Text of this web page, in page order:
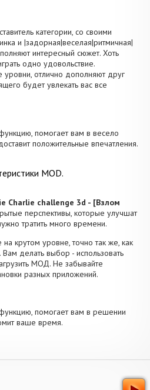
категории, со своими
и |задорная|веселая|ритмичная|
интересный сюжет. Хоть
одно удовольствие.
отлично дополняют друг
будет увлекать вас все
помогает вам в весело
положительные впечатления.
MOD.
Charlie challenge 3d - [Взлом
перспективы, которые улучшат
тратить много времени.
на крутом уровне, точно так же, как
делать выбор - использовать
МОД. Не забывайте
разных приложений.
помогает вам в решении
ваше время.